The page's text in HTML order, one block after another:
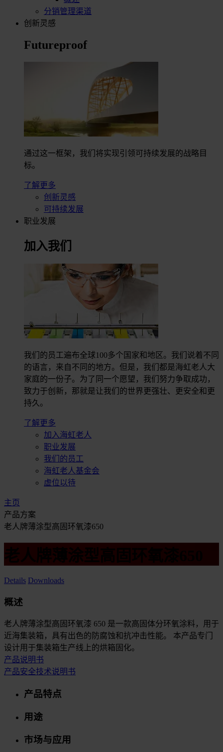
分销管理渠道
创新灵感
Futureproof
通过这一框架，我们将实现引领可持续发展的战略目
标。
了解更多
创新灵感
可持续发展
职业发展
加入我们
我们的员工遍布全球100多个国家和地区。我们说着不同
的语言，来自不同的地方。但是，我们都是海虹老人大
家庭的一份子。为了同一个愿望，我们努力争取成功，
致力于创新，那就是让我们的世界更强壮、更安全和更
持久。
了解更多
加入海虹老人
职业发展
我们的员工
海虹老人基金会
虚位以待
主页
产品方案
老人牌薄涂型高固环氧漆650
老人牌薄涂型高固环氧漆650
Details Downloads
概述
老人牌薄涂型高固环氧漆 650 是一款高固体分环氧涂料，用于
近海集装箱，具有出色的防腐蚀和抗冲击性能。 本产品专门
设计用于集装箱生产线上的烘箱固化。
产品说明书
产品安全技术说明书
产品特点
用途
市场与应用